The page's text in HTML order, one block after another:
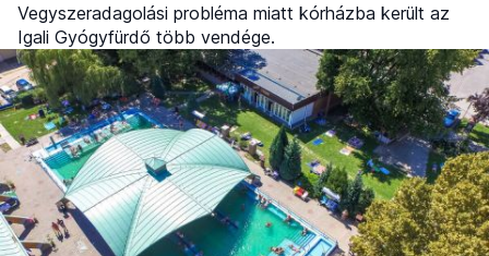
Vegyszeradagolási probléma miatt kórházba került az
Igali Gyógyfürdő több vendége.